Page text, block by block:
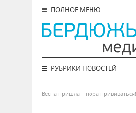
ПОЛНОЕ МЕНЮ
РУБРИКИ НОВОСТЕЙ
Весна пришла – пора прививаться!